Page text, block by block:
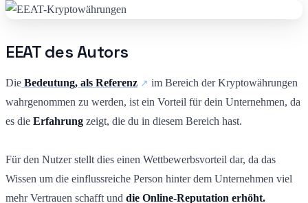
EEAT des Autors
Die Bedeutung, als Referenz
im Bereich der Kryptowährungen
wahrgenommen zu werden, ist ein Vorteil für dein Unternehmen, da
es die Erfahrung zeigt, die du in diesem Bereich hast.
Für den Nutzer stellt dies einen Wettbewerbsvorteil dar, da das
Wissen um die einflussreiche Person hinter dem Unternehmen viel
mehr Vertrauen schafft und die Online-Reputation erhöht.